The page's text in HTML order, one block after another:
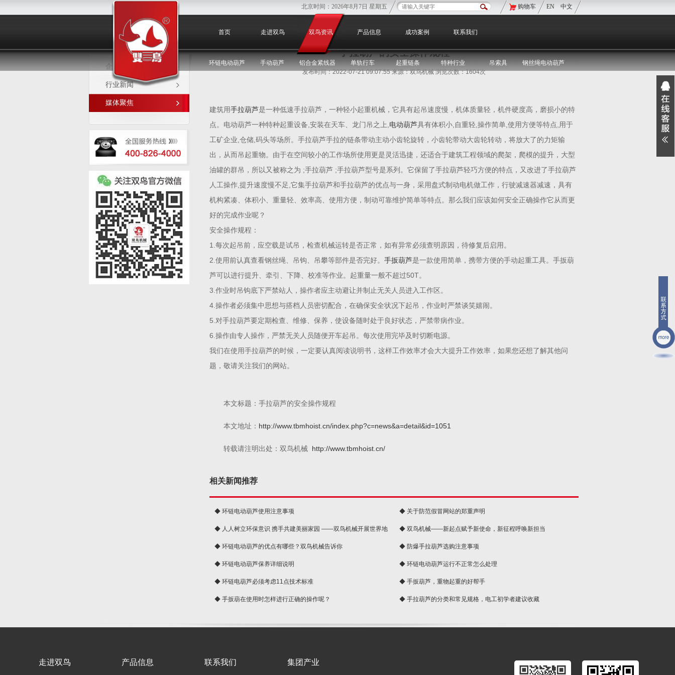
北京时间： 2026年8月7日 星期五 购物车 EN 中文
首页 走进双鸟 双鸟资讯 产品信息 成功案例 联系我们
环链电动葫芦 手动葫芦 铝合金紧线器 单轨行车 起重链条 特种行业 吊索具 钢丝绳电动葫芦
媒体聚焦 您现在的位置：双鸟首页>双鸟资讯>媒体聚焦
企业新闻
行业新闻
媒体聚焦
手拉葫芦的安全操作规程
发布时间：2022-07-21 09:07:55 来源：双鸟机械 浏览次数：1604次
建筑用手拉葫芦是一种低速手拉葫芦，一种轻小起重机械，它具有起吊速度慢，机体质量轻，机件硬度高，磨损小的特
点。电动葫芦一种特种起重设备,安装在天车、龙门吊之上, 电动葫芦具有体积小,自重轻,操作简单,使用方便等特点,用于
工矿企业,仓储,码头等场所。手拉葫芦手拉的链条带动主动小齿轮旋转，小齿轮带动大齿轮转动，将放大了的力矩输
出，从而吊起重物。由于在空间较小的工作场所使用更是灵活迅捷，还适合于建筑工程领域的爬架，爬模的提升，大型
油罐的群吊，所以又被称之为 ;手拉葫芦 ;手拉葫芦型号是系列。它保留了手拉葫芦轻巧方便的特点，又改进了手拉葫芦
人工操作,提升速度慢不足,它集手拉葫芦和手拉葫芦的优点与一身，采用盘式制动电机做工作，行驶减速器减速，具有
机构紧凑、体积小、重量轻、效率高、使用方便，制动可靠维护简单等特点。那么我们应该如何安全正确操作它从而更
好的完成作业呢？
安全操作规程：
1.每次起吊前，应空载是试吊，检查机械运转是否正常，如有异常必须查明原因，待修复后启用。
2.使用前认真查看钢丝绳、吊钩、吊攀等部件是否完好。 手扳葫芦是一款使用简单，携带方便的手动起重工具。手扳葫
芦可以进行提升、牵引、下降、校准等作业。起重量一般不超过50T。
3.作业时吊钩底下严禁站人，操作者应主动避让并制止无关人员进入工作区。
4.操作者必须集中思想与搭档人员密切配合，在确保安全状况下起吊，作业时严禁谈笑嬉闹。
5.对手拉葫芦要定期检查、维修、保养，使设备随时处于良好状态，严禁带病作业。
6.操作由专人操作，严禁无关人员随便开车起吊。每次使用完毕及时切断电源。
我们在使用手拉葫芦的时候，一定要认真阅读说明书，这样工作效率才会大大提升工作效率，如果您还想了解其他问
题，敬请关注我们的网站。
本文标题：手拉葫芦的安全操作规程
本文地址： http://www.tbmhoist.cn/index.php?c=news&a=detail&id=1051
转载请注明出处：双鸟机械 http://www.tbmhoist.cn/
相关新闻推荐
◆ 环链电动葫芦使用注意事项 ◆ 关于防范假冒网站的郑重声明
◆ 人人树立环保意识 携手共建美丽家园 ——双鸟机械开展世界地
球
◆ 双鸟机械——新起点赋予新使命，新征程呼唤新担当
◆ 环链电动葫芦的优点有哪些？双鸟机械告诉你 ◆ 防爆手拉葫芦选购注意事项
◆ 环链电动葫芦保养详细说明 ◆ 环链电动葫芦运行不正常怎么处理
◆ 环链电葫芦必须考虑11点技术标准 ◆ 手扳葫芦，重物起重的好帮手
◆ 手扳葫在使用时怎样进行正确的操作呢？ ◆ 手拉葫芦的分类和常见规格，电工初学者建议收藏
走进双鸟 产品信息 联系我们 集团产业